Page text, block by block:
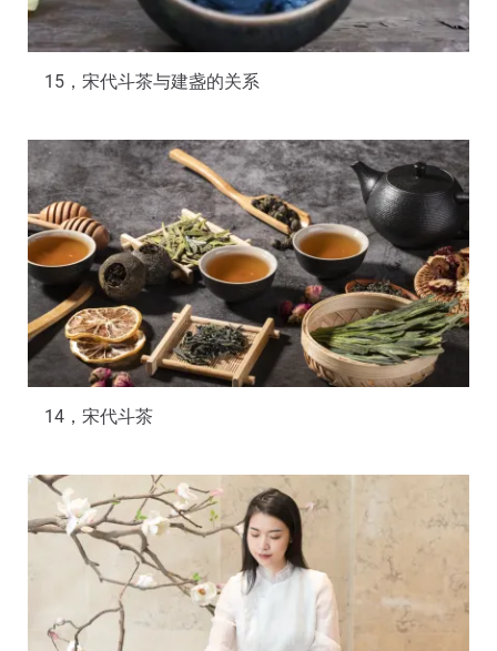
15，宋代斗茶与建盏的关系
14，宋代斗茶